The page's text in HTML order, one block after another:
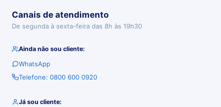
Canais de atendimento
De segunda à sexta-feira das 8h às 19h30
Ainda não sou cliente:
WhatsApp
Telefone: 0800 600 0920
Já sou cliente: